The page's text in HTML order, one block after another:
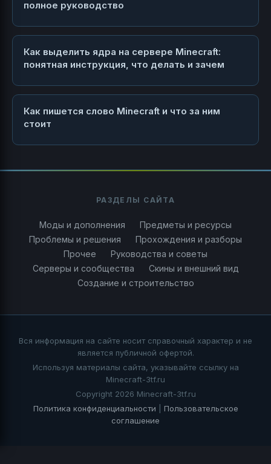
полное руководство
Как выделить ядра на сервере Minecraft:
понятная инструкция, что делать и зачем
Как пишется слово Minecraft и что за ним
стоит
РАЗДЕЛЫ САЙТА
Моды и дополнения
Предметы и ресурсы
Проблемы и решения
Прохождения и разборы
Прочее
Руководства и советы
Серверы и сообщества
Скины и внешний вид
Создание и строительство
Вся информация на сайте носит справочный характер и не
является публичной офертой.
Используя материалы сайта, указывайте ссылку на
Minecraft-3tf.ru
Copyright 2026 Minecraft-3tf.ru
Политика конфиденциальности
Пользовательское
соглашение